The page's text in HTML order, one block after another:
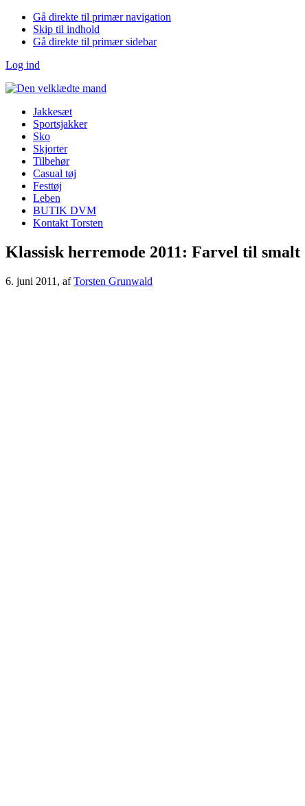
Gå direkte til primær navigation
Skip til indhold
Gå direkte til primær sidebar
Log ind
Jakkesæt
Sportsjakker
Sko
Skjorter
Tilbehør
Casual tøj
Festtøj
Leben
BUTIK DVM
Kontakt Torsten
Klassisk herremode 2011: Farvel til smalt
6. juni 2011 , afTorsten Grunwald